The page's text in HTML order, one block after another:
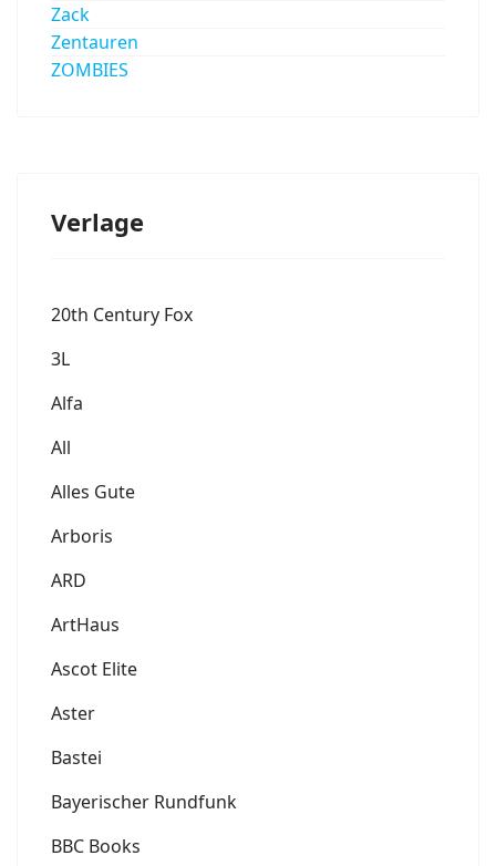
Zack
Zentauren
ZOMBIES
Verlage
20th Century Fox
3L
Alfa
All
Alles Gute
Arboris
ARD
ArtHaus
Ascot Elite
Aster
Bastei
Bayerischer Rundfunk
BBC Books